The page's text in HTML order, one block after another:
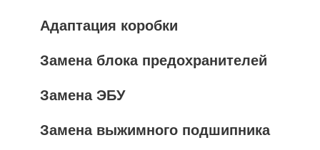
Адаптация коробки
Замена блока предохранителей
Замена ЭБУ
Замена выжимного подшипника